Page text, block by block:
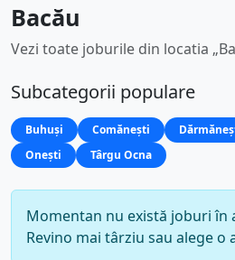
Bacău
Vezi toate joburile din locatia
Subcategorii populare
Buhuși Comănești
Onești
Târgu Ocna
Momentan nu există joburi în
Revino mai târziu sau alege o